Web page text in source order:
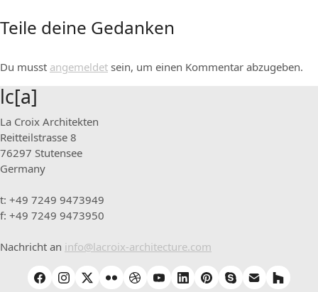
Teile deine Gedanken
Du musst angemeldet sein, um einen Kommentar abzugeben.
lc[a]
La Croix Architekten
Reitteilstrasse 8
76297 Stutensee
Germany
t: +49 7249 9473949
f: +49 7249 9473950
Nachricht an info@lacroix-architecture.com